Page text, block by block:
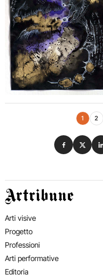
Navigazione eventi
1 2
Condividi su
Artribune
Arti visive
Progetto
Professioni
Arti performative
Editoria